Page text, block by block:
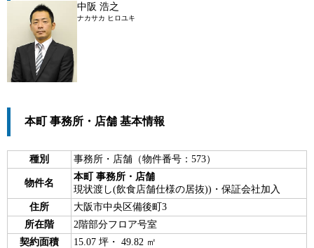
中阪 浩之
ナカサカ ヒロユキ
本町 事務所・店舗 基本情報
種別 事務所・店舗（物件番号：573）
物件名
本町 事務所・店舗
現状渡し(飲食店舗仕様の居抜))・保証会社加入
住所
大阪市中央区備後町3
所在階
2階部分フロア号室
契約面積
15.07 坪・ 49.82 ㎡